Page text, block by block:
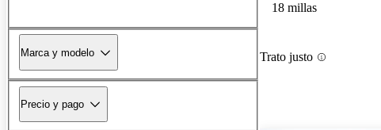
Marca y modelo
Precio y pago
18 millas
Trato justo